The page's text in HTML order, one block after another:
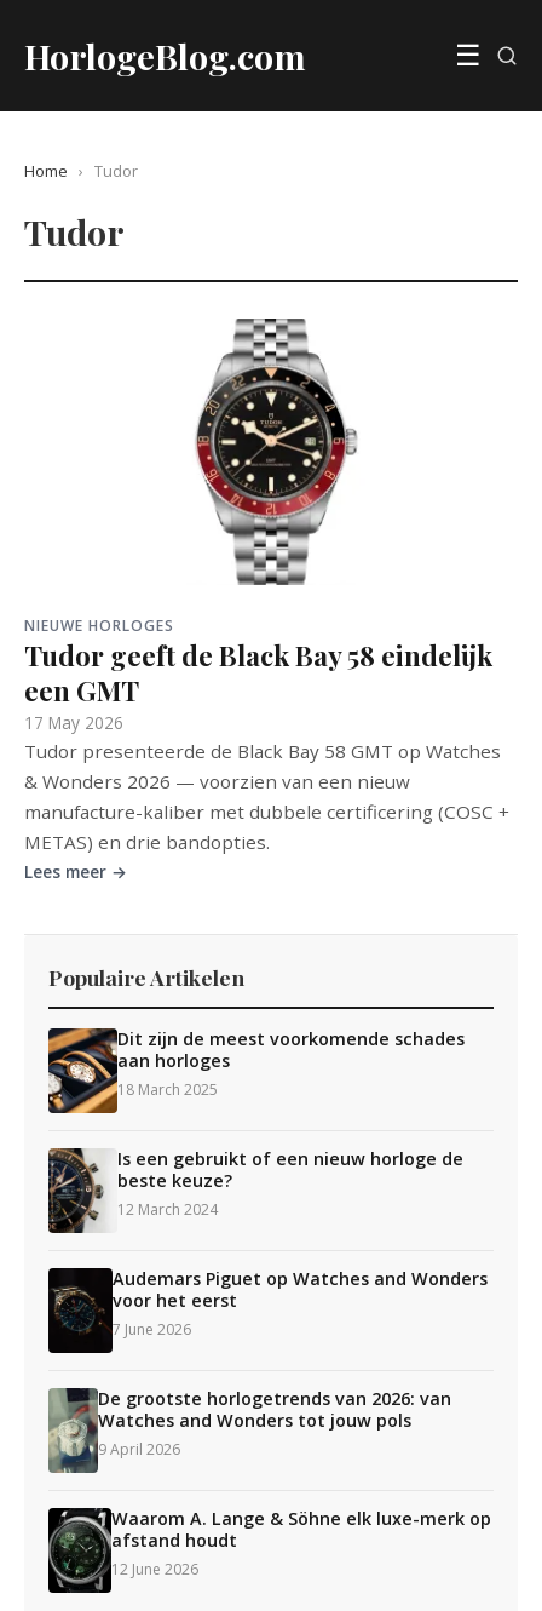
HorlogeBlog.com ☰
Home › Tudor
Tudor
NIEUWE HORLOGES
Tudor geeft de Black Bay 58 eindelijk
een GMT
17 May 2026
Tudor presenteerde de Black Bay 58 GMT op Watches
& Wonders 2026 — voorzien van een nieuw
manufacture-kaliber met dubbele certificering (COSC +
METAS) en drie bandopties.
Lees meer →
Populaire Artikelen
Dit zijn de meest voorkomende schades
aan horloges
18 March 2025
Is een gebruikt of een nieuw horloge de
beste keuze?
12 March 2024
Audemars Piguet op Watches and Wonders
voor het eerst
7 June 2026
De grootste horlogetrends van 2026: van
Watches and Wonders tot jouw pols
9 April 2026
Waarom A. Lange & Söhne elk luxe-merk op
afstand houdt
12 June 2026